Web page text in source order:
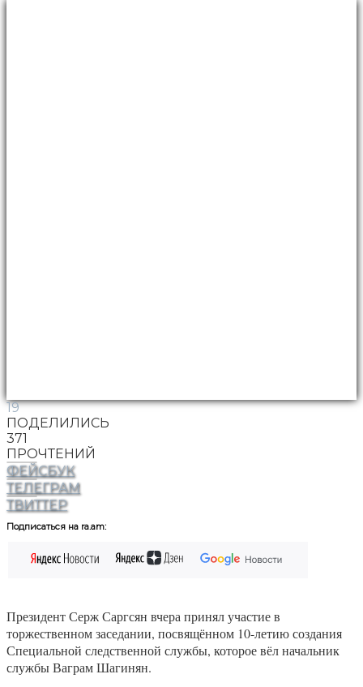
19
ПОДЕЛИЛИСЬ
371
ПРОЧТЕНИЙ
ФЕЙСБУК
ТЕЛЕГРАМ
ТВИТТЕР
Подписаться на ra.am:
Президент Серж Саргсян вчера принял участие в
торжественном заседании, посвящённом 10-летию создания
Специальной следственной службы, которое вёл начальник
службы Ваграм Шагинян.